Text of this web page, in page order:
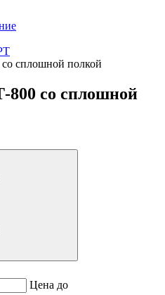
сплошной полкой
со сплошной
Цена до